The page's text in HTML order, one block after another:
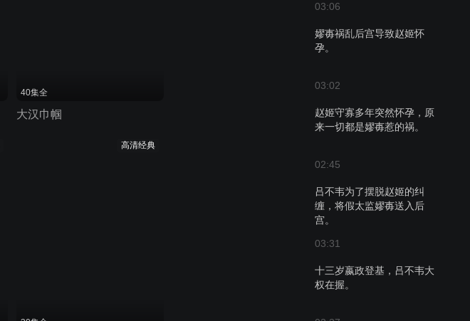
03:06
嫪毐祸乱后宫导致赵姬怀
孕。
03:02
赵姬守寡多年突然怀孕，原
来一切都是嫪毐惹的祸。
02:45
吕不韦为了摆脱赵姬的纠
缠，将假太监嫪毐送入后
宫。
03:31
十三岁嬴政登基，吕不韦大
权在握。
40集全
大汉巾帼
高清经典